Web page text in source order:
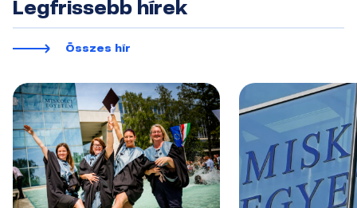
Legfrissebb hírek
Összes hír